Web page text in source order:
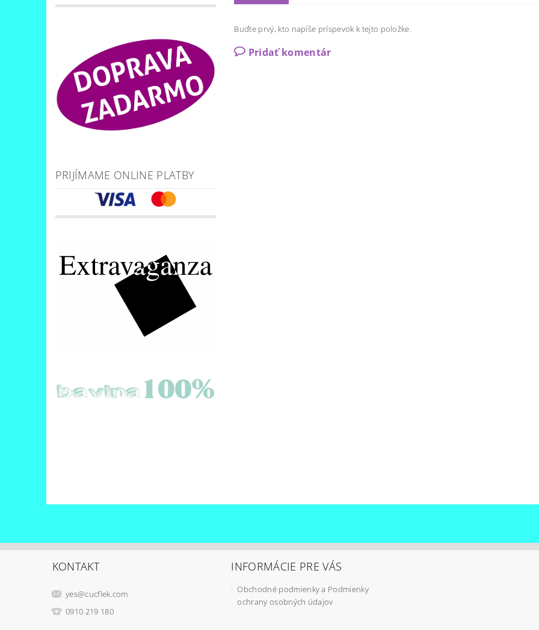
PRIJÍMAME ONLINE PLATBY
Buďte prvý, kto napíše príspevok k tejto položke.
Pridať komentár
KONTAKT
yes@cucflek.com
0910 219 180
INFORMÁCIE PRE VÁS
Obchodné podmienky a Podmienky
ochrany osobných údajov